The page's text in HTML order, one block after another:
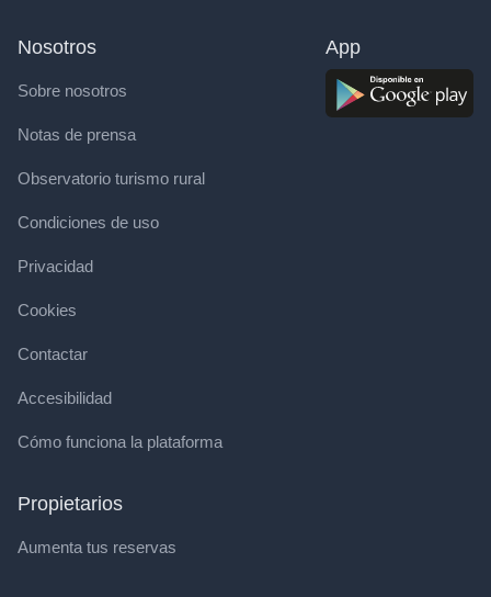
Nosotros
Sobre nosotros
Notas de prensa
Observatorio turismo rural
Condiciones de uso
Privacidad
Cookies
Contactar
Accesibilidad
Cómo funciona la plataforma
Propietarios
Aumenta tus reservas
App